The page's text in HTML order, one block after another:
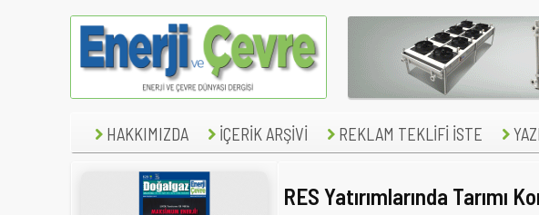
HAKKIMIZDA İÇERİK ARŞİVİ REKLAM TEKLİFİ İSTE
RES Yatırımlarında Tarımı